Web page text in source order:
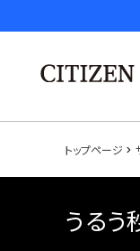
トップページ
うるう